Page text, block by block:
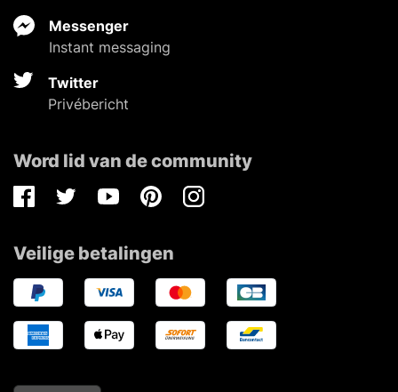
Messenger
Instant messaging
Twitter
Privébericht
Word lid van de community
FacebookTwitterYoutubePinterestInstagram
Veilige betalingen